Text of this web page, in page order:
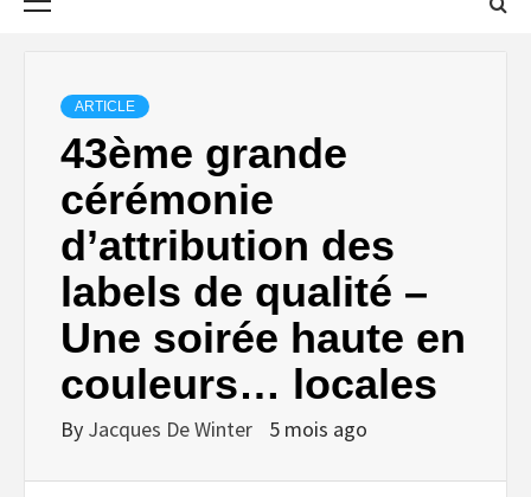
ARTICLE
43ème grande
cérémonie
d’attribution des
labels de qualité –
Une soirée haute en
couleurs… locales
By Jacques De Winter 5 mois ago